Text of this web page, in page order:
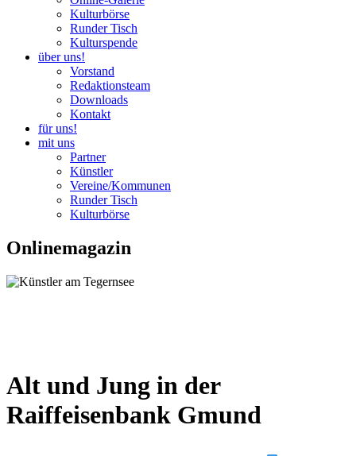
Kulturbörse
Runder Tisch
Kulturspende
über uns!
Vorstand
Redaktionsteam
Downloads
Kontakt
für uns!
mit uns
Partner
Künstler
Vereine/Kommunen
Runder Tisch
Kulturbörse
Onlinemagazin
Alt und Jung in der
Raiffeisenbank Gmund